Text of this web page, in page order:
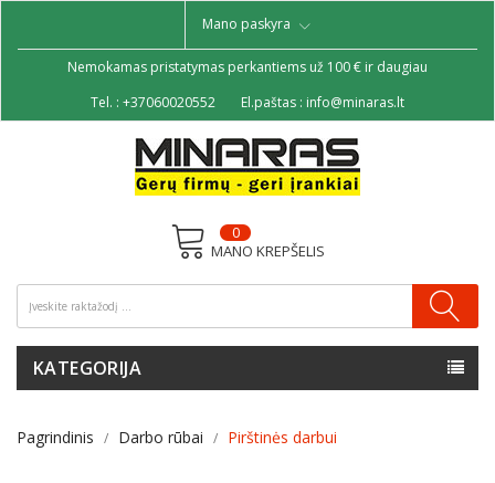
Mano paskyra
Nemokamas pristatymas perkantiems už 100 € ir daugiau
Tel. : +37060020552 El.paštas : info@minaras.lt
MANO KREPŠELIS
0
KATEGORIJA
Pagrindinis Darbo rūbai Pirštinės darbui